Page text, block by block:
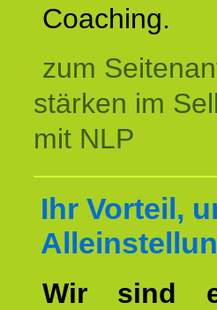
Coaching.
zum
stärken im
mit NLP
Ihr Vorteil,
Wir sind